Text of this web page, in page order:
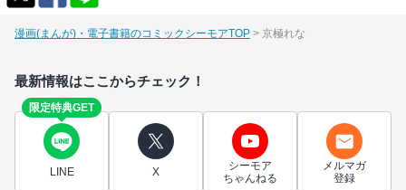
漫画(まんが)・電子書籍のコミックシーモアTOP 京極れな
最新情報はここからチェック！
限定特典GET
LINE X
シーモア
ちゃんねる
メルマガ
登録